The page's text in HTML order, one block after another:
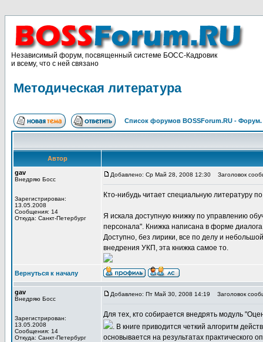
Независимый форум, посвященный системе БОСС-Кадровик
и всему, что с ней связано
Методическая литература
Список форумов BOSSForum.RU -
Автор
gav
Внедряю Босс
Зарегистрирован:
13.05.2008
Сообщения: 14
Откуда: Санкт-Петербург
Добавлено: Ср Май 28, 2008 12:30 Заголовок
Кто-нибудь читает специальную литературу
Я искала доступную книжку по управлению
персонала". Книжка написана в форме
Доступно, без лирики, все по делу и
внедрения УКП, эта книжка самое то.
Вернуться к началу
gav
Внедряю Босс
Зарегистрирован:
13.05.2008
Сообщения: 14
Откуда: Санкт-Петербург
Добавлено: Пт Май 30, 2008 14:19 Заголовок
Для тех, кто собирается внедрять модуль
. В книге приводится четкий алгоритм
основывается на результатах практического